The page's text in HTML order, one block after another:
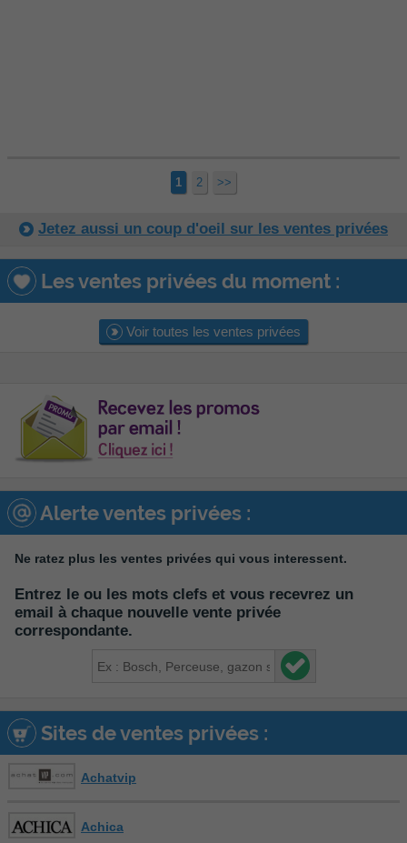
1 2 >>
Jetez aussi un coup d'oeil sur les ventes privées
Les ventes privées du moment :
Voir toutes les ventes privées
Alerte ventes privées :
Ne ratez plus les ventes privées qui vous interessent.
Entrez le ou les mots clefs et vous recevrez un
email à chaque nouvelle vente privée
correspondante.
Sites de ventes privées :
Achatvip
Achica